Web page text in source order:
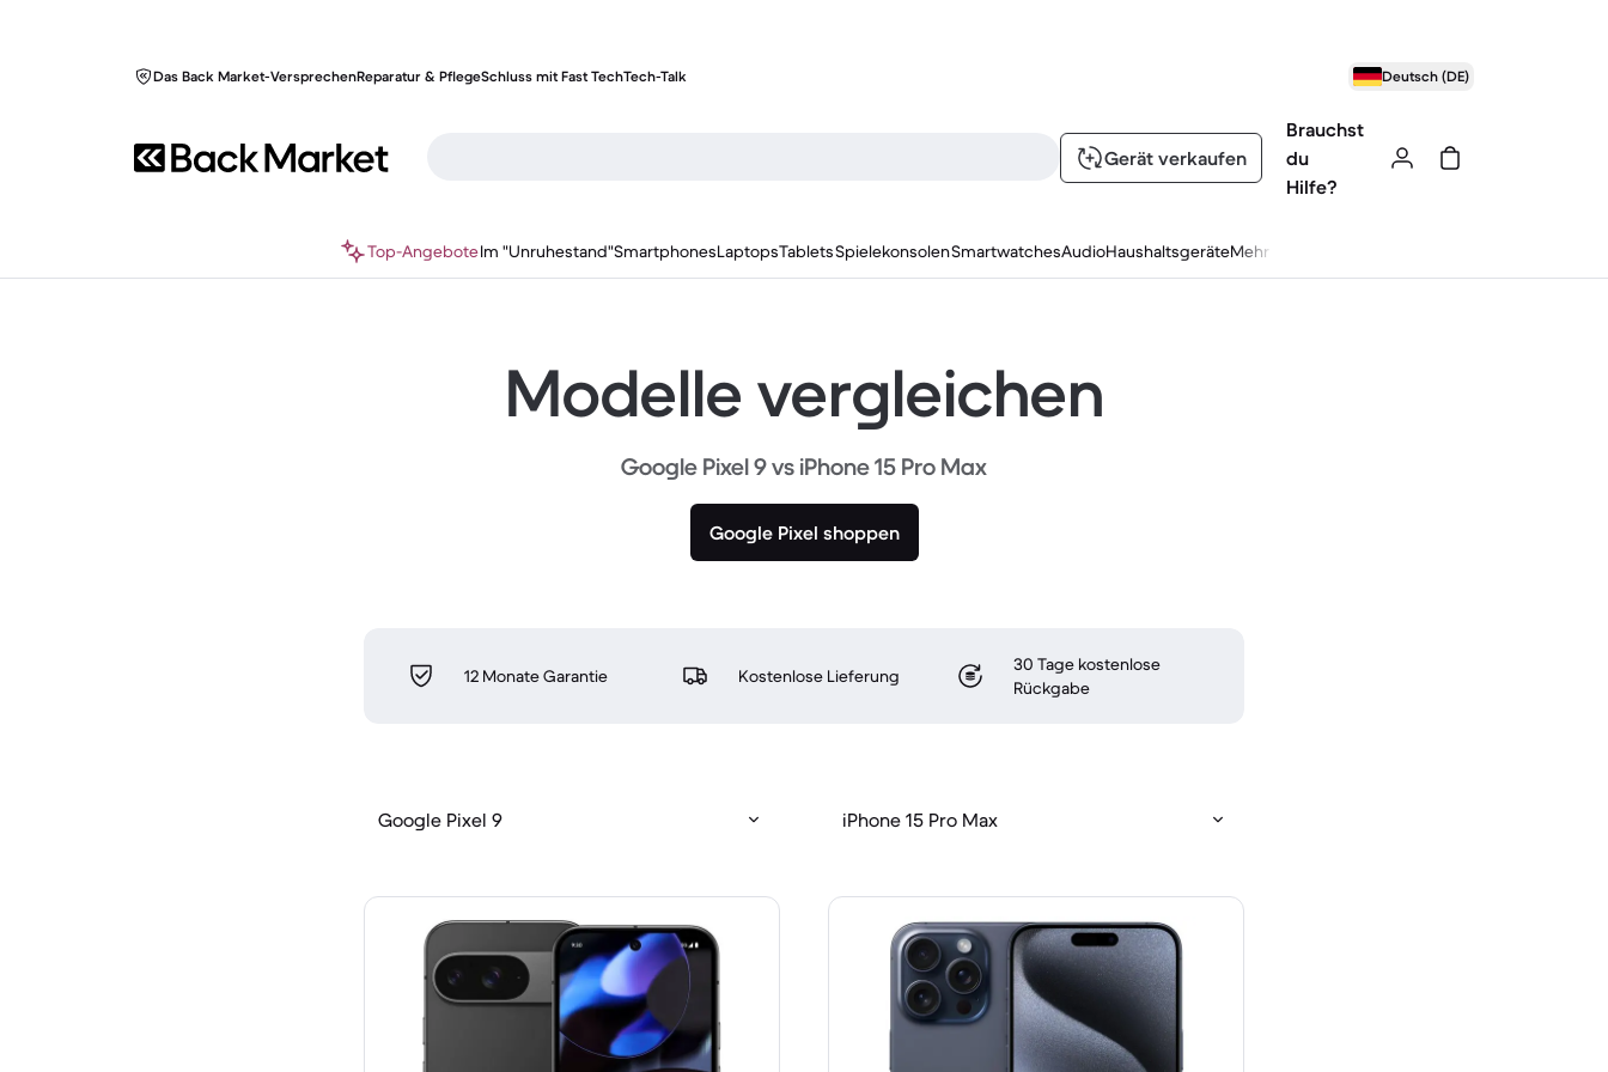
Das Back Market-VersprechenReparatur & PflegeSchluss mit Fast TechTech-Talk Deutsch (DE)
Gerät verkaufen
Brauchst
du
Hilfe?
Top-AngeboteIm "Unruhestand"SmartphonesLaptopsTabletsSpielekonsolenSmartwatchesAudioHaushaltsgeräteMehr
Modelle vergleichen
Google Pixel 9 vs iPhone 15 Pro Max
Google Pixel shoppen
12 Monate Garantie Kostenlose Lieferung
30 Tage kostenlose
Rückgabe
Google Pixel 9 iPhone 15 Pro Max